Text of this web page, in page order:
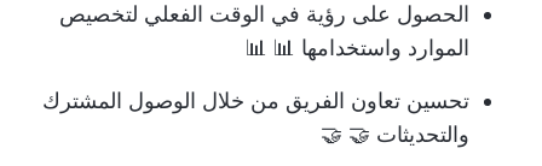
الحصول على رؤية في الوقت الفعلي لتخصيص
الموارد واستخدامها 📊 📊
تحسين تعاون الفريق من خلال الوصول المشترك
والتحديثات 🤝 🤝